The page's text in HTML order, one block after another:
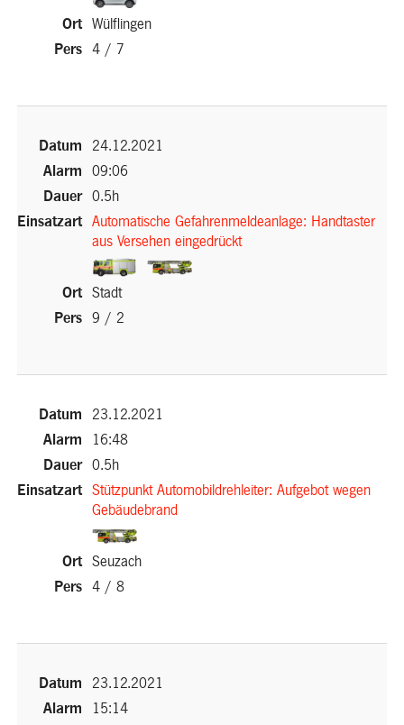
Link)
Wülflingen
4 / 7
24.12.2021
09:06
0.5h
Automatische Gefahrenmeldeanlage: Handtaster
aus Versehen eingedrückt
(External
Stadt
9 / 2
23.12.2021
16:48
0.5h
Stützpunkt Automobildrehleiter: Aufgebot wegen
Gebäudebrand
Seuzach
4 / 8
23.12.2021
15:14